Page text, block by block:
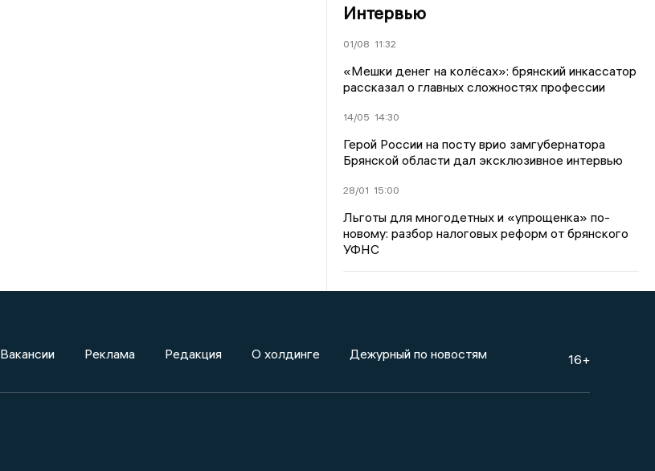
Интервью
01/08 11:32
«Мешки денег на колёсах»: брянский инкассатор
рассказал о главных сложностях профессии
14/05 14:30
Герой России на посту врио замгубернатора
Брянской области дал эксклюзивное интервью
28/01 15:00
Льготы для многодетных и «упрощенка» по-
новому: разбор налоговых реформ от брянского
УФНС
Вакансии Реклама Редакция О холдинге Дежурный по новостям 16+